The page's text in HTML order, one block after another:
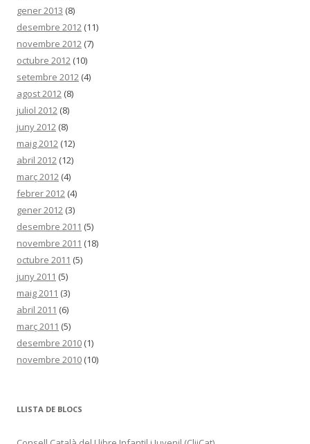
gener 2013 (8)
desembre 2012 (11)
novembre 2012 (7)
octubre 2012 (10)
setembre 2012 (4)
agost 2012 (8)
juliol 2012 (8)
juny 2012 (8)
maig 2012 (12)
abril 2012 (12)
març 2012 (4)
febrer 2012 (4)
gener 2012 (3)
desembre 2011 (5)
novembre 2011 (18)
octubre 2011 (5)
juny 2011 (5)
maig 2011 (3)
abril 2011 (6)
març 2011 (5)
desembre 2010 (1)
novembre 2010 (10)
LLISTA DE BLOCS